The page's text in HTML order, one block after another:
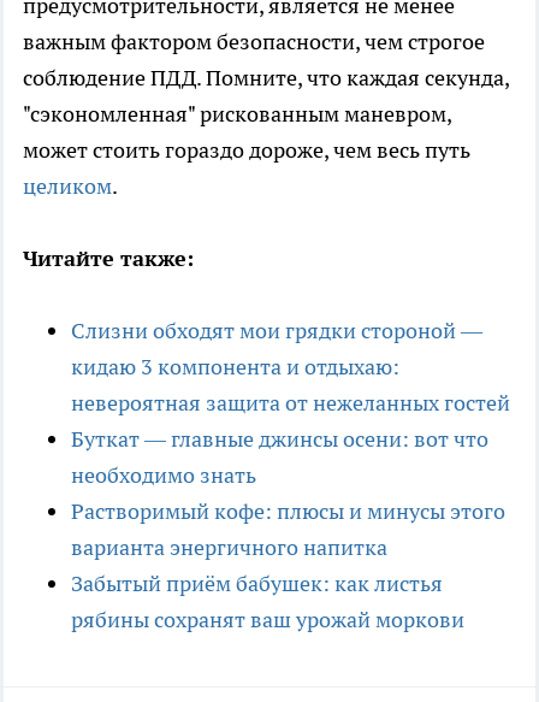
важным фактором безопасности, чем строгое
соблюдение ПДД. Помните, что каждая секунда,
"сэкономленная" рискованным маневром,
может стоить гораздо дороже, чем весь путь
целиком.
Читайте также:
Слизни обходят мои грядки стороной —
кидаю 3 компонента и отдыхаю:
невероятная защита от нежеланных гостей
Буткат — главные джинсы осени: вот что
необходимо знать
Растворимый кофе: плюсы и минусы этого
варианта энергичного напитка
Забытый приём бабушек: как листья
рябины сохранят ваш урожай моркови